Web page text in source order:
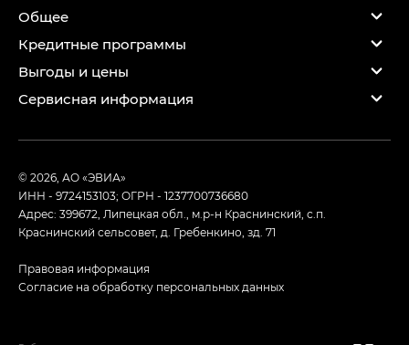
Общее
Кредитные программы
Выгоды и цены
Сервисная информация
© 2026, АО «ЭВИА»
ИНН - 9724153103; ОГРН - 1237700736680
Адрес: 399672, Липецкая обл., м.р-н Краснинский, с.п.
Краснинский сельсовет, д. Гребенкино, зд. 71
Правовая информация
Согласие на обработку персональных данных